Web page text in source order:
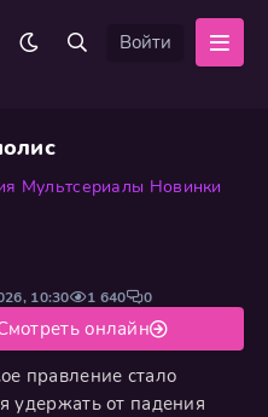
Войти
Мультсериалы Новинки
правление стало
удержать от падения
10:30 1 640 0
онлайн